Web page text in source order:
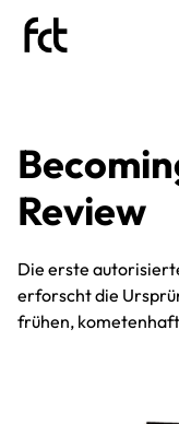
Review
Die erste
erforscht die
frühen,